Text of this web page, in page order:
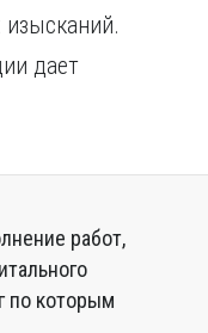
Чебоксары
Челябинск
Я
дает
работ,
по которым